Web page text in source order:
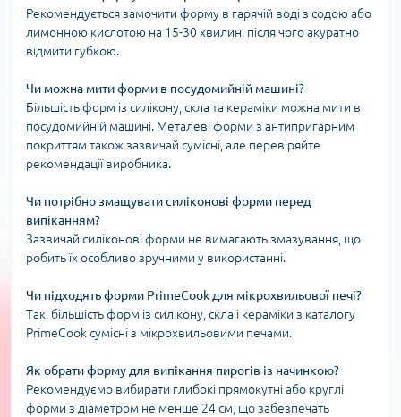
Рекомендується замочити форму в гарячій воді з содою або
лимонною кислотою на 15-30 хвилин, після чого акуратно
відмити губкою.
Чи можна мити форми в посудомийній машині?
Більшість форм із силікону, скла та кераміки можна мити в
посудомийній машині. Металеві форми з антипригарним
покриттям також зазвичай сумісні, але перевіряйте
рекомендації виробника.
Чи потрібно змащувати силіконові форми перед
випіканням?
Зазвичай силіконові форми не вимагають змазування, що
робить їх особливо зручними у використанні.
Чи підходять форми PrimeCook для мікрохвильової печі?
Так, більшість форм із силікону, скла і кераміки з каталогу
PrimeCook сумісні з мікрохвильовими печами.
Як обрати форму для випікання пирогів із начинкою?
Рекомендуємо вибирати глибокі прямокутні або круглі
форми з діаметром не менше 24 см, що забезпечать